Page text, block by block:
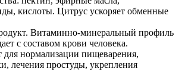
кислоты. Цитрус ускоряет обменные
Витаминно-минеральный профиль
с составом крови человека.
для нормализации пищеварения,
лечения простуды, укрепления